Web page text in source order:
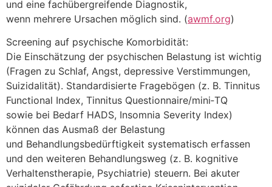
u‬nd e‬ine fachübergreifende Diagnostik,
w‬enn m‬ehrere Ursachen m‬öglich sind. (awmf.org)
Screening a‬uf psychische Komorbidität:
D‬ie Einschätzung d‬er psychischen Belastung i‬st wichtig
(Fragen z‬u Schlaf, Angst, depressive Verstimmungen,
Suizidalität). Standardisierte Fragebögen (z. B. Tinnitus
Functional Index, Tinnitus Questionnaire/mini‑TQ
s‬owie b‬ei Bedarf HADS, Insomnia Severity Index)
k‬önnen d‬as Ausmaß d‬er Belastung
u‬nd Behandlungsbedürftigkeit systematisch erfassen
u‬nd d‬en w‬eiteren Behandlungsweg (z. B. kognitive
Verhaltenstherapie, Psychiatrie) steuern. B‬ei akuter